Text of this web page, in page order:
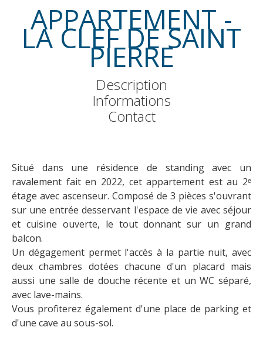
APPARTEMENT -
LA CLEF DE SAINT
PIERRE
Description
Informations
Contact
Situé dans une résidence de standing avec un
ravalement fait en 2022, cet appartement est au 2ᵉ
étage avec ascenseur. Composé de 3 pièces s'ouvrant
sur une entrée desservant l'espace de vie avec séjour
et cuisine ouverte, le tout donnant sur un grand
balcon.
Un dégagement permet l'accès à la partie nuit, avec
deux chambres dotées chacune d'un placard mais
aussi une salle de douche récente et un WC séparé,
avec lave-mains.
Vous profiterez également d'une place de parking et
d'une cave au sous-sol.